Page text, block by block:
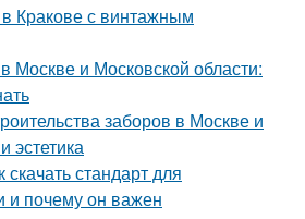
Кракове с винтажным
Москве и Московской области:
заборов в Москве и
эстетика
стандарт для
и почему он важен